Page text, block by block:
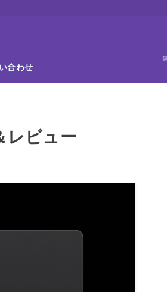
合わせ
レビュー